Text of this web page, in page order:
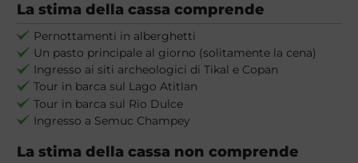
La stima della cassa comprende
Pernottamenti in alberghetti
Un pasto principale al giorno (solitamente la cena)
Ingresso ai siti archeologici di Tikal e Copan
Tour in barca sul Lago Atitlan
Tour in barca sul Rio Dulce
Ingresso a Semuc Champey
La stima della cassa non comprende